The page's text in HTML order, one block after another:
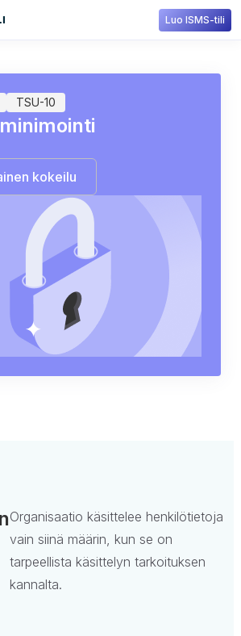
Luo ISMS-tili
TSU-10
kokeilu
Organisaatio käsittelee henkilötietoja
vain siinä määrin, kun se on
tarpeellista käsittelyn tarkoituksen
kannalta.